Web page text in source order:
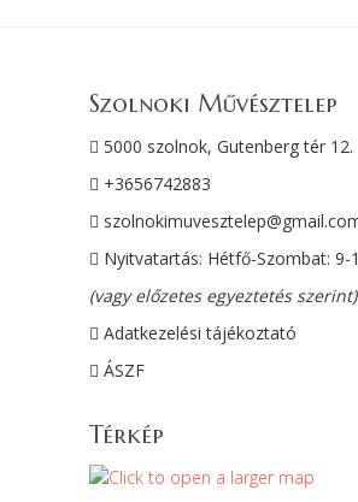
Szolnoki Művésztelep
5000 szolnok, Gutenberg tér 12.
+3656742883
Nyitvatartás: Hétfő-Szombat: 9-
(vagy előzetes egyeztetés szerint)
Adatkezelési tájékoztató
ÁSZF
Térkép